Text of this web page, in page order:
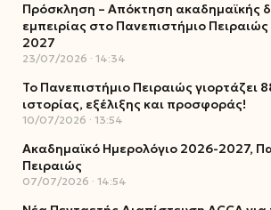
Πρόσκληση – Απόκτηση ακαδημαϊκής
εμπειρίας στο Πανεπιστήμιο
2027
23/07/2026 14:34
Το Πανεπιστήμιο Πειραιώς γιορτάζει
ιστορίας, εξέλιξης και προσφοράς!
10/07/2026 13:54
Ακαδημαϊκό Ημερολόγιο 2026-2027,
Πειραιώς
07/07/2026 14:54